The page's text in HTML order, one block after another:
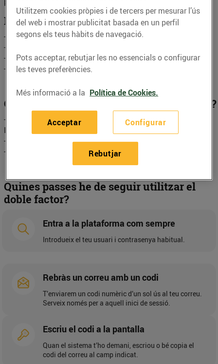
Per què fem aquest canvi?
- Evitem accessos no autoritzats.
- Protegim dades personals i corporatives.
- Complim les normes de seguretat.
- Garantim un entorn digital més segur per a tothom.
Què necessito per utilitzar el doble factor?
- Accés al correu electrònic amb el qual estàs registrat a
BonpreuEsclat.
- Verificar que les dades del teu compte estan actualitzades.
- Tenir el mòbil o l’ordinador a mà per consultar el correu.
Quines passes he de seguir utilitzar el
doble factor?
Entra a la plataforma com sempre
Introdueix el teu usuari i contrasenya habitual.
Rebràs un correu amb un codi
T’enviarem un codi numèric d’un sol ús al teu correu.
Serveix només per a aquell inici de sessió.
Escriu el codi a la pantalla
Quan el sistema t’ho demani, escriou o bé copia el
codi del correu al camp indicat.
Utilitzem cookies pròpies i de tercers per mesurar l’ús
del web i mostrar publicitat basada en un perfil
segons els teus hàbits de navegació.
Pots acceptar, rebutjar les no essencials o configurar
les teves preferències.
Més informació a la Política de Cookies.
Configurar
Rebutjar
Acceptar